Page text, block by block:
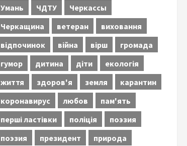
Умань
ЧДТУ
Черкассы
Черкащина
ветеран
виховання
відпочинок
війна вірш
громада
гумор
дитина діти
екологія
життя
здоров'я земля
карантин
коронавирус
любов
пам'ять
перші ластівки
поліція
поэзия
поэзия
президент
природа